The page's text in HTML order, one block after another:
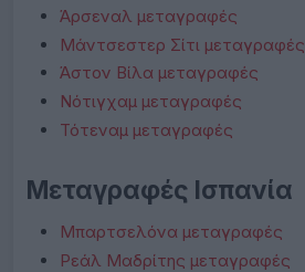
Άρσεναλ μεταγραφές
Μάντσεστερ Σίτι μεταγραφές
Άστον Βίλα μεταγραφές
Νότιγχαμ μεταγραφές
Τότεναμ μεταγραφές
Μεταγραφές Ισπανία
Μπαρτσελόνα μεταγραφές
Ρεάλ Μαδρίτης μεταγραφές